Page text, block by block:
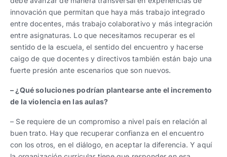
innovación que permitan que haya más trabajo integrado
entre docentes, más trabajo colaborativo y más integración
entre asignaturas. Lo que necesitamos recuperar es el
sentido de la escuela, el sentido del encuentro y hacerse
caigo de que docentes y directivos también están bajo una
fuerte presión ante escenarios que son nuevos.
– ¿Qué soluciones podrían plantearse ante el incremento
de la violencia en las aulas?
– Se requiere de un compromiso a nivel país en relación al
buen trato. Hay que recuperar confianza en el encuentro
con los otros, en el diálogo, en aceptar la diferencia. Y aquí